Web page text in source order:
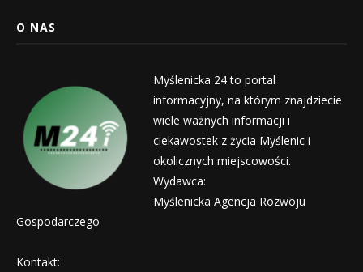
O NAS
Myślenicka 24 to portal
informacyjny, na którym znajdziecie
wiele ważnych informacji i
ciekawostek z życia Myślenic i
okolicznych miejscowości.
Wydawca:
Myślenicka Agencja Rozwoju
Gospodarczego
Kontakt: